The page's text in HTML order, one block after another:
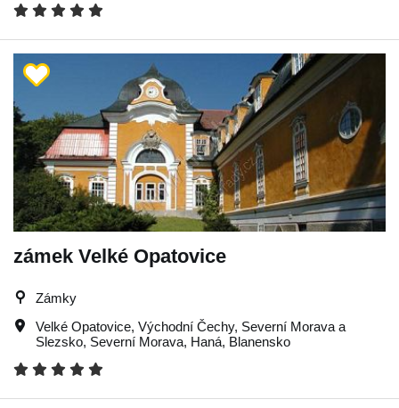
zámek Velké Opatovice
Zámky
Velké Opatovice, Východní Čechy, Severní Morava a
Slezsko, Severní Morava, Haná, Blanensko